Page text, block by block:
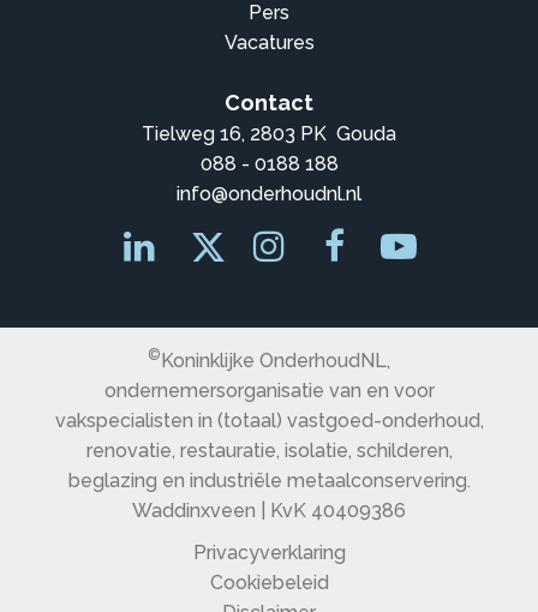
Pers
Vacatures
Contact
Tielweg 16, 2803 PK Gouda
088 - 0188 188
info@onderhoudnl.nl
© Koninklijke OnderhoudNL,
ondernemersorganisatie van en voor
vakspecialisten in (totaal) vastgoed-onderhoud,
renovatie, restauratie, isolatie, schilderen,
beglazing en industriële metaalconservering.
Waddinxveen | KvK 40409386
Privacyverklaring
Cookiebeleid